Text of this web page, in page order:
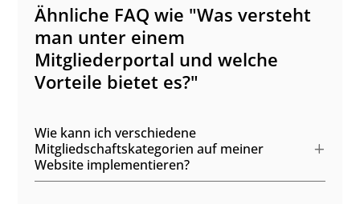
Ähnliche FAQ wie "Was versteht
man unter einem
Mitgliederportal und welche
Vorteile bietet es?"
Wie kann ich verschiedene
Mitgliedschaftskategorien auf meiner
Website implementieren?